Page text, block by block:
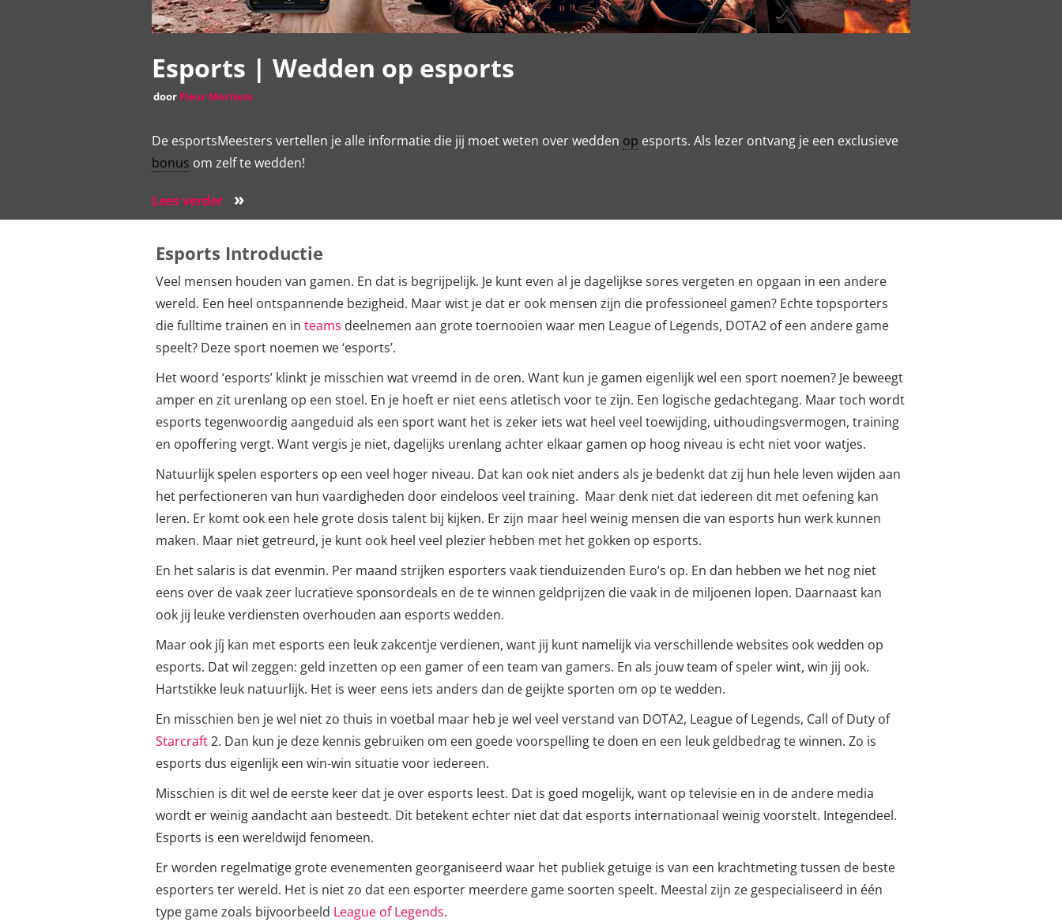
Esports | Wedden op esports
door Fleur Mertens
De esportsMeesters vertellen je alle informatie die jij moet weten over wedden op esports. Als lezer ontvang je een exclusieve
bonus om zelf te wedden!
Lees verder »
Esports Introductie
Veel mensen houden van gamen. En dat is begrijpelijk. Je kunt even al je dagelijkse sores vergeten en opgaan in een andere
wereld. Een heel ontspannende bezigheid. Maar wist je dat er ook mensen zijn die professioneel gamen? Echte topsporters
die fulltime trainen en in teams deelnemen aan grote toernooien waar men League of Legends, DOTA2 of een andere game
speelt? Deze sport noemen we ‘esports’.
Het woord ‘esports’ klinkt je misschien wat vreemd in de oren. Want kun je gamen eigenlijk wel een sport noemen? Je beweegt
amper en zit urenlang op een stoel. En je hoeft er niet eens atletisch voor te zijn. Een logische gedachtegang. Maar toch wordt
esports tegenwoordig aangeduid als een sport want het is zeker iets wat heel veel toewijding, uithoudingsvermogen, training
en opoffering vergt. Want vergis je niet, dagelijks urenlang achter elkaar gamen op hoog niveau is echt niet voor watjes.
Natuurlijk spelen esporters op een veel hoger niveau. Dat kan ook niet anders als je bedenkt dat zij hun hele leven wijden aan
het perfectioneren van hun vaardigheden door eindeloos veel training. Maar denk niet dat iedereen dit met oefening kan
leren. Er komt ook een hele grote dosis talent bij kijken. Er zijn maar heel weinig mensen die van esports hun werk kunnen
maken. Maar niet getreurd, je kunt ook heel veel plezier hebben met het gokken op esports.
En het salaris is dat evenmin. Per maand strijken esporters vaak tienduizenden Euro’s op. En dan hebben we het nog niet
eens over de vaak zeer lucratieve sponsordeals en de te winnen geldprijzen die vaak in de miljoenen lopen. Daarnaast kan
ook jij leuke verdiensten overhouden aan esports wedden.
Maar ook jíj kan met esports een leuk zakcentje verdienen, want jij kunt namelijk via verschillende websites ook wedden op
esports. Dat wil zeggen: geld inzetten op een gamer of een team van gamers. En als jouw team of speler wint, win jij ook.
Hartstikke leuk natuurlijk. Het is weer eens iets anders dan de geijkte sporten om op te wedden.
En misschien ben je wel niet zo thuis in voetbal maar heb je wel veel verstand van DOTA2, League of Legends, Call of Duty of
Starcraft2. Dan kun je deze kennis gebruiken om een goede voorspelling te doen en een leuk geldbedrag te winnen. Zo is
esports dus eigenlijk een win-win situatie voor iedereen.
Misschien is dit wel de eerste keer dat je over esports leest. Dat is goed mogelijk, want op televisie en in de andere media
wordt er weinig aandacht aan besteedt. Dit betekent echter niet dat dat esports internationaal weinig voorstelt. Integendeel.
Esports is een wereldwijd fenomeen.
Er worden regelmatige grote evenementen georganiseerd waar het publiek getuige is van een krachtmeting tussen de beste
esporters ter wereld. Het is niet zo dat een esporter meerdere game soorten speelt. Meestal zijn ze gespecialiseerd in één
type game zoals bijvoorbeeld League of Legends.